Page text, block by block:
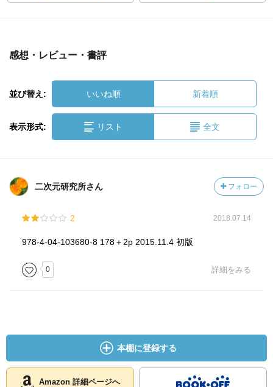
感想・レビュー・書評
並び替え: いいね順 新着順
表示形式: リスト 全文
二次元研究所さん フォロー
2 2018.07.14
978-4-04-103680-8 178＋2p 2015.11.4 初版
0 詳細をみる
本棚に登録する
Amazon 詳細ページへ